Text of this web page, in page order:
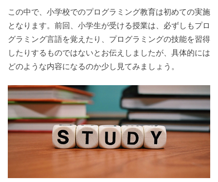
この中で、小学校でのプログラミング教育は初めての実施
となります。前回、小学生が受ける授業は、必ずしもプロ
グラミング言語を覚えたり、プログラミングの技能を習得
したりするものではないとお伝えしましたが、具体的には
どのような内容になるのか少し見てみましょう。